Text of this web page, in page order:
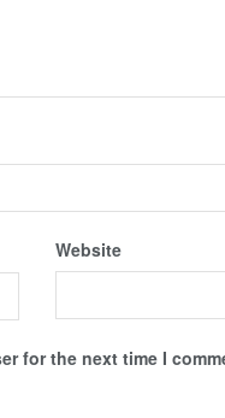
Website
for the next time I